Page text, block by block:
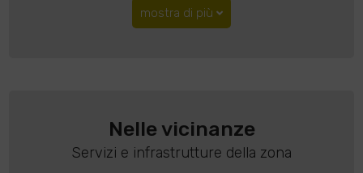
mostra di più
Nelle vicinanze
Servizi e infrastrutture della zona